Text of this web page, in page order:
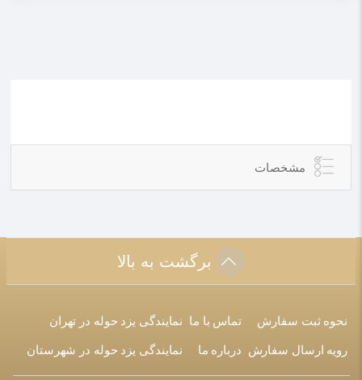
مشخصات
برگشت به بالا
نحوه ثبت سفارش
رویه ارسال سفارش
تماس با ما
درباره ما
نمایندگی یزد حوله در تهران
نمایندگی یزد حوله در شهرستان